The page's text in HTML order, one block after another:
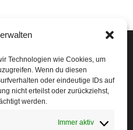
Technologien wie Cookies, um
Wenn du diesen
oder eindeutige IDs auf
nicht erteilst oder zurückziehst,
werden.
Immer aktiv